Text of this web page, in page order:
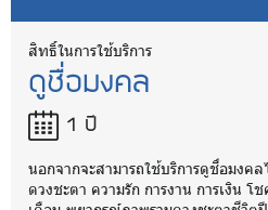
สิทธิ์ในการใช้บริการ
ดูชื่อมงคล
1 ปี
นอกจากจะสามารถใช้บริการดูชื่อมงค
ดวงชะตา ความรัก การงาน การเงิน